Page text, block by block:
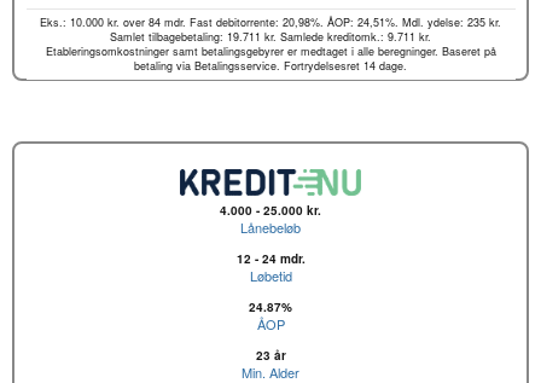
Eks.: 10.000 kr. over 84 mdr. Fast debitorrente: 20,98%. ÅOP: 24,51%. Mdl. ydelse: 235 kr.
Samlet tilbagebetaling: 19.711 kr. Samlede kreditomk.: 9.711 kr.
Etableringsomkostninger samt betalingsgebyrer er medtaget i alle beregninger. Baseret på
betaling via Betalingsservice. Fortrydelsesret 14 dage.
4.000 - 25.000 kr.
Lånebeløb
12 - 24 mdr.
Løbetid
24.87%
ÅOP
23 år
Min. Alder